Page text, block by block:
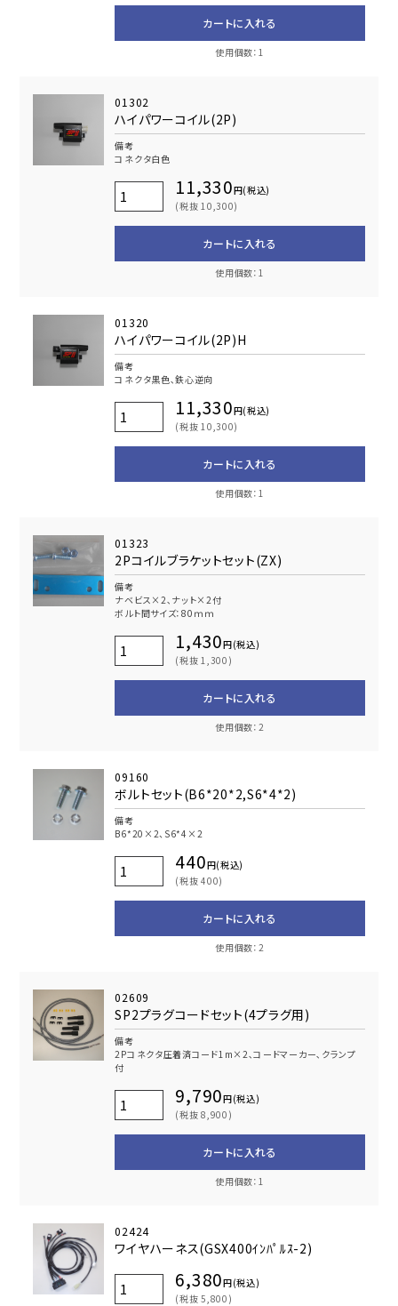
カートに入れる
使用個数：1
01302
ハイパワーコイル(2P)
備考
コネクタ白色
11,330円(税込)
(税抜 10,300)
カートに入れる
使用個数：1
01320
ハイパワーコイル(2P)H
備考
コネクタ黒色､鉄心逆向
11,330円(税込)
(税抜 10,300)
カートに入れる
使用個数：1
01323
2Pコイルブラケットセット(ZX)
備考
ナベビス×2､ナット×2付
ボルト間サイズ：80ｍｍ
1,430円(税込)
(税抜 1,300)
カートに入れる
使用個数：2
09160
ボルトセット(B6*20*2,S6*4*2)
備考
B6*20×2、S6*4×2
440円(税込)
(税抜 400)
カートに入れる
使用個数：2
02609
SP2プラグコードセット(4プラグ用)
備考
2Pコネクタ圧着済コード1m×2､コードマーカー､クランプ
付
9,790円(税込)
(税抜 8,900)
カートに入れる
使用個数：1
02424
ワイヤハーネス(GSX400ｲﾝﾊﾟﾙｽ-2)
6,380円(税込)
(税抜 5,800)